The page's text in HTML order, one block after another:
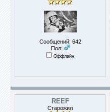
Сообщений: 642
Пол:
Оффлайн
REEF
Старожил